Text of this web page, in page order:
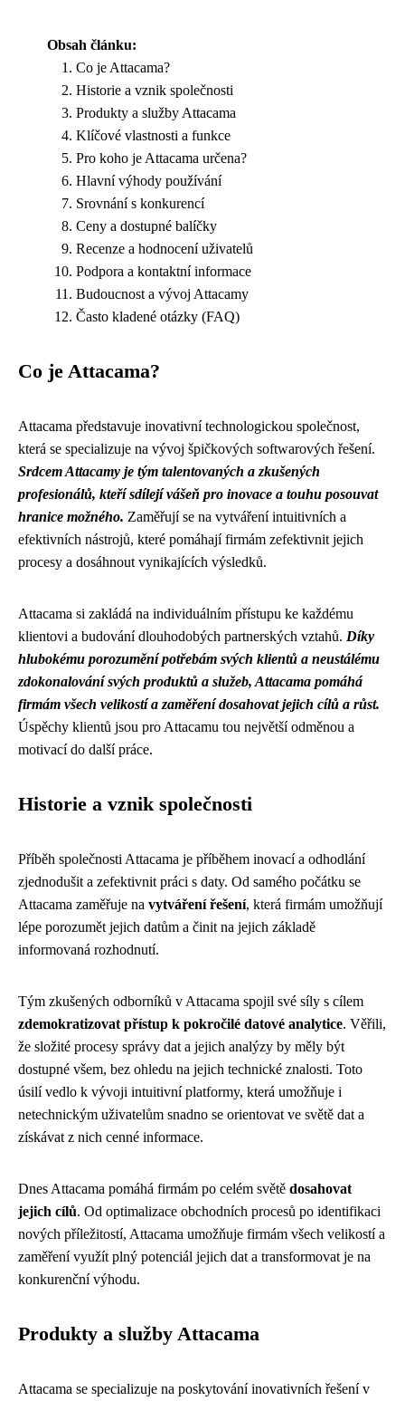
Obsah článku:
Co je Attacama?
Historie a vznik společnosti
Produkty a služby Attacama
Klíčové vlastnosti a funkce
Pro koho je Attacama určena?
Hlavní výhody používání
Srovnání s konkurencí
Ceny a dostupné balíčky
Recenze a hodnocení uživatelů
Podpora a kontaktní informace
Budoucnost a vývoj Attacamy
Často kladené otázky (FAQ)
Co je Attacama?
Attacama představuje inovativní technologickou společnost,
která se specializuje na vývoj špičkových softwarových řešení.
Srdcem Attacamy je tým talentovaných a zkušených
profesionálů, kteří sdílejí vášeň pro inovace a touhu posouvat
hranice možného. Zaměřují se na vytváření intuitivních a
efektivních nástrojů, které pomáhají firmám zefektivnit jejich
procesy a dosáhnout vynikajících výsledků.
Attacama si zakládá na individuálním přístupu ke každému
klientovi a budování dlouhodobých partnerských vztahů. Díky
hlubokému porozumění potřebám svých klientů a neustálému
zdokonalování svých produktů a služeb, Attacama pomáhá
firmám všech velikostí a zaměření dosahovat jejich cílů a růst.
Úspěchy klientů jsou pro Attacamu tou největší odměnou a
motivací do další práce.
Historie a vznik společnosti
Příběh společnosti Attacama je příběhem inovací a odhodlání
zjednodušit a zefektivnit práci s daty. Od samého počátku se
Attacama zaměřuje na vytváření řešení, která firmám umožňují
lépe porozumět jejich datům a činit na jejich základě
informovaná rozhodnutí.
Tým zkušených odborníků v Attacama spojil své síly s cílem
zdemokratizovat přístup k pokročilé datové analytice. Věřili,
že složité procesy správy dat a jejich analýzy by měly být
dostupné všem, bez ohledu na jejich technické znalosti. Toto
úsilí vedlo k vývoji intuitivní platformy, která umožňuje i
netechnickým uživatelům snadno se orientovat ve světě dat a
získávat z nich cenné informace.
Dnes Attacama pomáhá firmám po celém světě dosahovat
jejich cílů. Od optimalizace obchodních procesů po identifikaci
nových příležitostí, Attacama umožňuje firmám všech velikostí a
zaměření využít plný potenciál jejich dat a transformovat je na
konkurenční výhodu.
Produkty a služby Attacama
Attacama se specializuje na poskytování inovativních řešení v